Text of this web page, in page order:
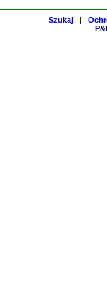
Szukaj |